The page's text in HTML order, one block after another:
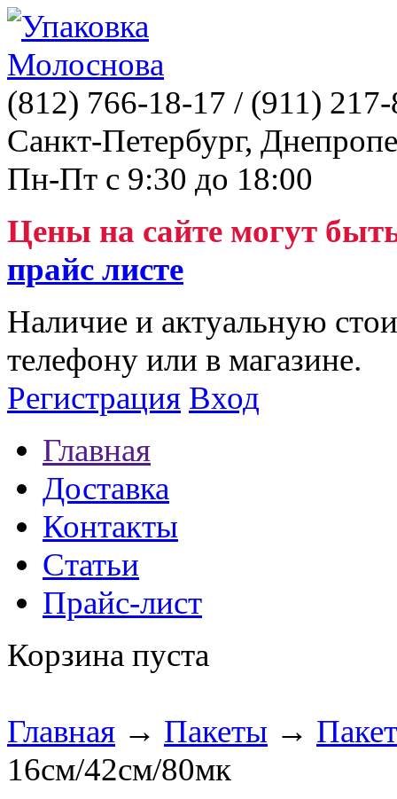
(812) 766-18-17 / (911)
Санкт-Петербург,
Пн-Пт с 9:30 до 18:00
Цены на сайте могут
прайс листе
Наличие и актуальную
телефону или в магазине.
Регистрация Вход
Главная
Доставка
Контакты
Статьи
Прайс-лист
Корзина пуста
Главная → Пакеты →
16см/42см/80мк